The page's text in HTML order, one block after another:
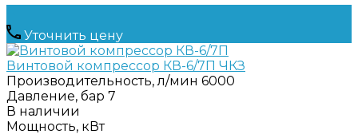
Уточнить цену
Винтовой компрессор КВ-6/7П ЧКЗ
Производительность, л/мин 6000
Давление, бар 7
В наличии
Мощность, кВт